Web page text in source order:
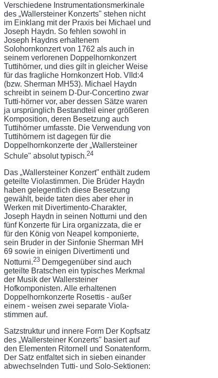
Verschiedene Instrumentationsmerkinale
des „Wallersteiner Konzerts" stehen nicht
im Ein­klang mit der Praxis bei Michael und
Joseph Haydn. So fehlen sowohl in
Joseph Haydns erhaltenem
Solohornkonzert von 1762 als auch in
seinem verlorenen Doppelhornkonzert
Tuttihörner, und dies gilt in gleicher Weise
für das fragliche Hornkonzert Hob. VIId:4
(bzw. Sherman MH53). Michael Haydn
schreibt in seinem D-Dur-Concertino zwar
Tutti-hörner vor, aber dessen Sätze waren
ja ursprünglich Bestandteil einer größeren
Komposi­tion, deren Besetzung auch
Tuttihörner umfasste. Die Verwendung von
Tuttihörnern ist dagegen für die
Doppelhornkonzerte der „Wallersteiner
Schule" absolut typisch.24
Das „Wallersteiner Konzert" enthält zudem
geteilte Violastimmen. Die Brüder Haydn
haben gelegentlich diese Besetzung
gewählt, beide taten dies aber eher in
Werken mit Divertimento-Charakter,
Joseph Haydn in seinen Notturni und den
fünf Konzerte für Lira organizzata, die er
für den König von Neapel komponierte,
sein Bruder in der Sinfonie Sherman MH
69 sowie in einigen Divertimenti und
Notturni.23 Demgegenüber sind auch
geteilte Bratschen ein typisches Merkmal
der Musik der Wallersteiner
Hofkomponisten. Alle erhaltenen
Doppelhornkonzerte Rosettis - außer
einem - weisen zwei separate Viola-
stimmen auf.
Satzstruktur und innere Form Der Kopfsatz
des „Wallersteiner Konzerts" basiert auf
den Elementen Ritornell und Sonaten­form.
Der Satz entfaltet sich in sieben einander
abwechselnden Tutti- und Solo-Sektionen: